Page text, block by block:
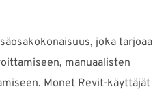
joka tarjoaa
manuaalisten
Monet Revit-käyttäjät